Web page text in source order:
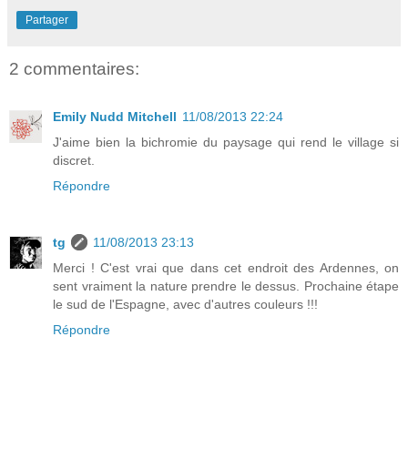
Partager
2 commentaires:
Emily Nudd Mitchell 11/08/2013 22:24
J'aime bien la bichromie du paysage qui rend le village si
discret.
Répondre
tg
11/08/2013 23:13
Merci ! C'est vrai que dans cet endroit des Ardennes, on
sent vraiment la nature prendre le dessus. Prochaine étape
le sud de l'Espagne, avec d'autres couleurs !!!
Répondre